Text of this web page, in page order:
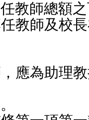
教師總額
教師及校
應為助理